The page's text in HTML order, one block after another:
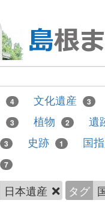
4 文化遺産 3
3 植物 2
遺
3 史跡 1
国
7
日本遺産 タグ